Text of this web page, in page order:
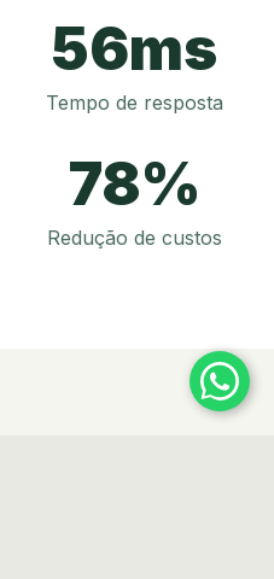
56ms
Tempo de resposta
78%
Redução de custos